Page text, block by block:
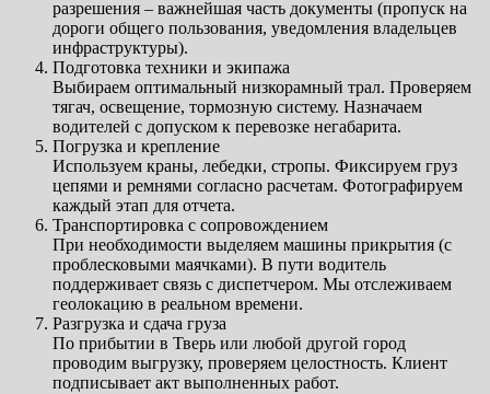
разрешения – важнейшая часть документы (пропуск на
дороги общего пользования, уведомления владельцев
инфраструктуры).
Подготовка техники и экипажа
Выбираем оптимальный низкорамный трал. Проверяем
тягач, освещение, тормозную систему. Назначаем
водителей с допуском к перевозке негабарита.
Погрузка и крепление
Используем краны, лебедки, стропы. Фиксируем груз
цепями и ремнями согласно расчетам. Фотографируем
каждый этап для отчета.
Транспортировка с сопровождением
При необходимости выделяем машины прикрытия (с
проблесковыми маячками). В пути водитель
поддерживает связь с диспетчером. Мы отслеживаем
геолокацию в реальном времени.
Разгрузка и сдача груза
По прибытии в Тверь или любой другой город
проводим выгрузку, проверяем целостность. Клиент
подписывает акт выполненных работ.